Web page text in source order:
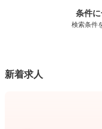
条件
検索条件
新着求人